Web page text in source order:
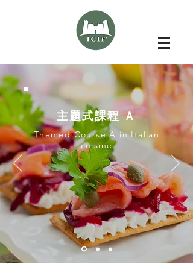
​主題式課程 Ａ
Themed Course A in Italian
cuisine